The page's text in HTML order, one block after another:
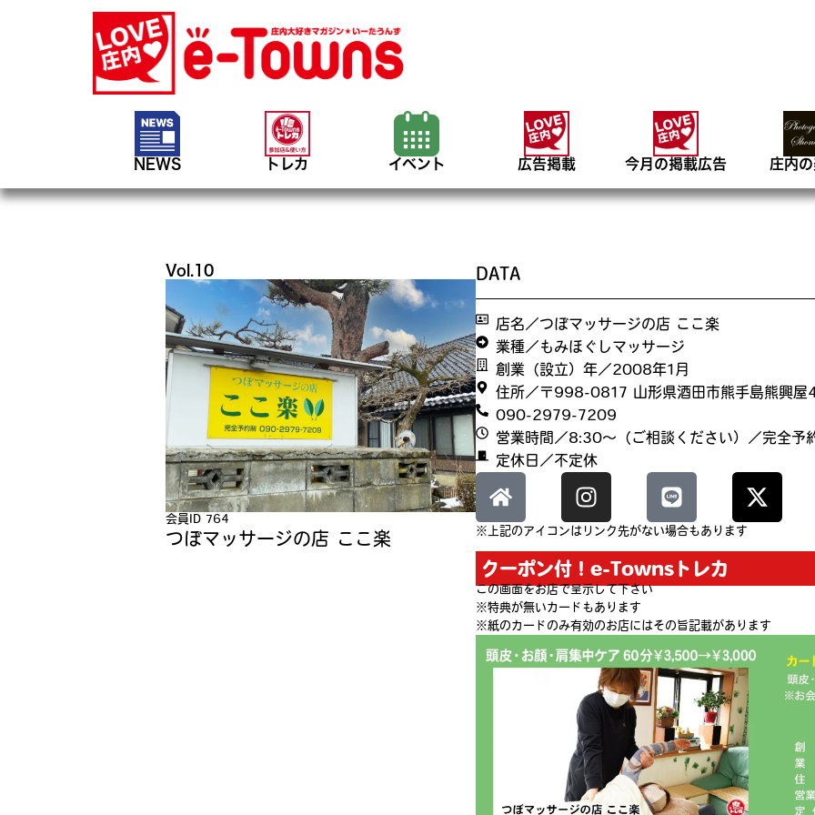
NEWS トレカ イベント 広告掲載 今月の掲載広告 庄内
Vol.10
会員ID 764
つぼマッサージの店 ここ楽
DATA
店名／つぼマッサージの店 ここ楽
業種／もみほぐしマッサージ
創業（設立）年／2008年1月
住所／〒998-0817 山形県酒田市熊手島熊興屋
090-2979-7209
営業時間／8:30〜（ご相談ください）／完全予
定休日／不定休
※上記のアイコンはリンク先がない場合もあります
クーポン付！e-Townsトレカ
この画面をお店で呈示して下さい
※特典が無いカードもあります
※紙のカードのみ有効のお店にはその旨記載があります